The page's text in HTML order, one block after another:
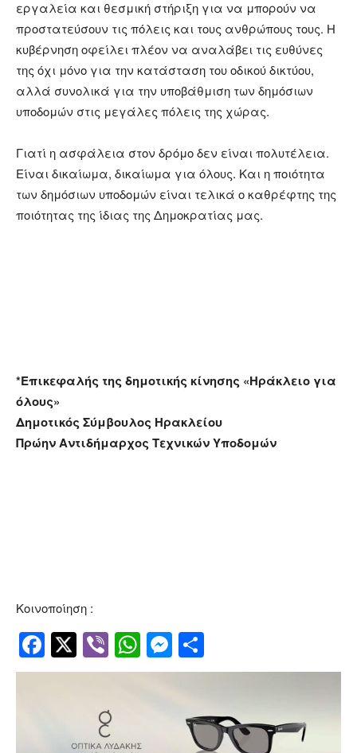
εργαλεία και θεσμική στήριξη για να μπορούν να
προστατεύσουν τις πόλεις και τους ανθρώπους τους. Η
κυβέρνηση οφείλει πλέον να αναλάβει τις ευθύνες
της όχι μόνο για την κατάσταση του οδικού δικτύου,
αλλά συνολικά για την υποβάθμιση των δημόσιων
υποδομών στις μεγάλες πόλεις της χώρας.
Γιατί η ασφάλεια στον δρόμο δεν είναι πολυτέλεια.
Είναι δικαίωμα, δικαίωμα για όλους. Και η ποιότητα
των δημόσιων υποδομών είναι τελικά ο καθρέφτης της
ποιότητας της ίδιας της Δημοκρατίας μας.
*Επικεφαλής της δημοτικής κίνησης «Ηράκλειο για
όλους»
Δημοτικός Σύμβουλος Ηρακλείου
Πρώην Αντιδήμαρχος Τεχνικών Υποδομών
Κοινοποίηση :
Facebook
Twitter
ViberWhatsApp
Messenger